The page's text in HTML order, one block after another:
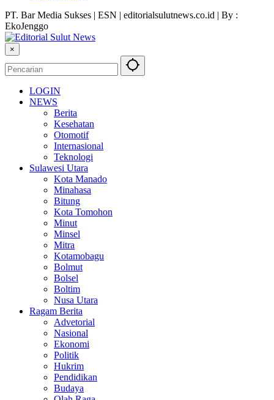
PT. Bar Media Sukses | ESN | editorialsulutnews.co.id | By :
EkoJenggo
×
LOGIN
NEWS
Berita
Kesehatan
Otomotif
Internasional
Teknologi
Sulawesi Utara
Kota Manado
Minahasa
Bitung
Kota Tomohon
Minut
Minsel
Mitra
Kotamobagu
Bolmut
Bolsel
Boltim
Nusa Utara
Ragam Berita
Advetorial
Nasional
Ekonomi
Politik
Hukrim
Pendidikan
Budaya